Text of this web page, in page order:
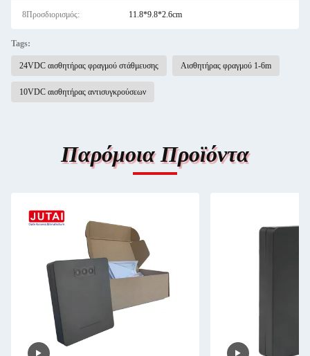
8Προσδιορισμός: 11.8*9.8*2.6cm
Tags:
24VDC αισθητήρας φραγμού στάθμευσης Αισθητήρας φραγμού 1-6m
10VDC αισθητήρας αντισυγκρούσεων
Παρόμοια Προϊόντα